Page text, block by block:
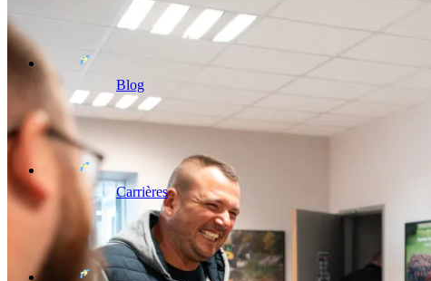
Blog
Carrières